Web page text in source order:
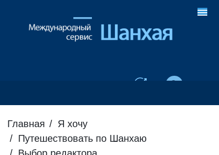
Главная
Я хочу
Путешествовать по Шанхаю